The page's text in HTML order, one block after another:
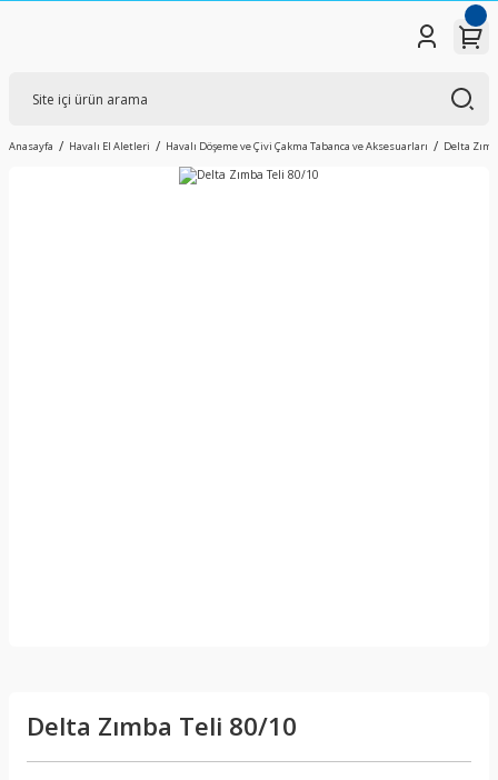
Anasayfa Havalı El Aletleri Havalı Döşeme ve Çivi Çakma Tabanca ve Aksesuarları Delta
Delta Zımba Teli 80/10